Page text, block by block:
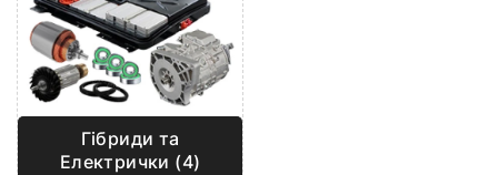
Гібриди та
Електрички (4)